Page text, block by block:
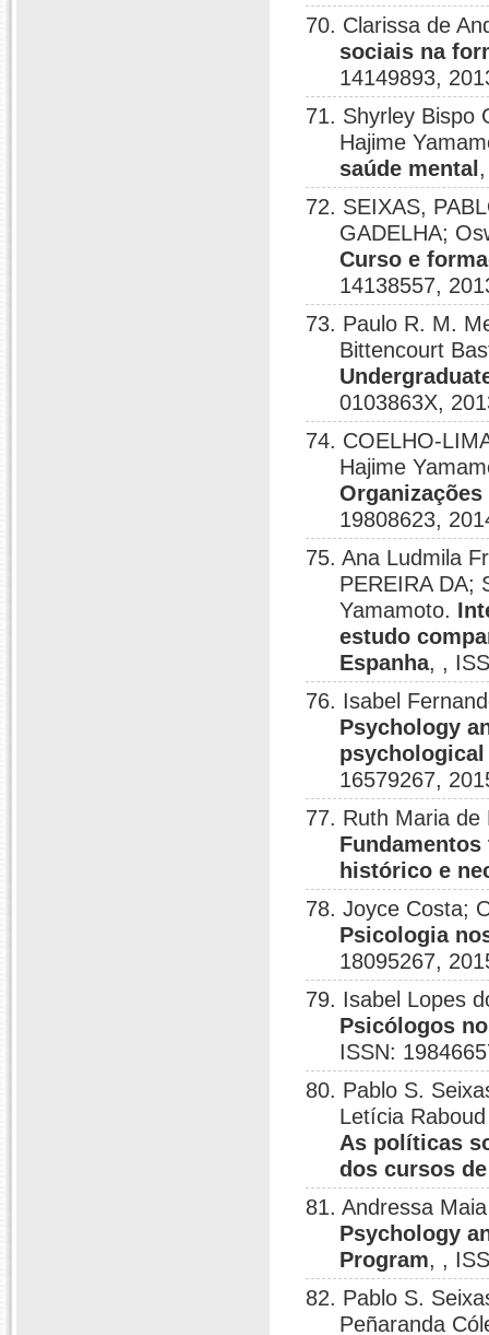
70. Clarissa de
sociais na
14149893,
71. Shyrley Bispo
Hajime
saúde mental
72. SEIXAS,
GADELHA;
Curso e
14138557,
73. Paulo R. M.
Bittencourt
0103863X,
74. COELHO-
Hajime
19808623,
75. Ana Ludmila
PEREIRA DA;
Yamamoto.
estudo
Espanha, ,
76. Isabel
Psychology
16579267,
77. Ruth Maria de
histórico e
78. Joyce Costa;
Psicologia
18095267,
79. Isabel Lopes
Psicólogos
ISSN:
80. Pablo S.
Letícia
As políticas
dos cursos
81. Andressa
Psychology
Program, ,
82. Pablo S.
Peñaranda